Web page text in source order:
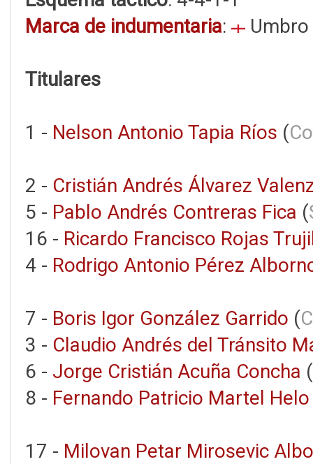
Marca de indumentaria: Umbro
Titulares
1 - Nelson Antonio Tapia Ríos (
2 - Cristián Andrés Álvarez
5 - Pablo Andrés Contreras Fica (
16 - Ricardo Francisco Rojas
4 - Rodrigo Antonio Pérez
7 - Boris Igor González Garrido (
3 - Claudio Andrés del Tránsito
6 - Jorge Cristián Acuña Concha (
8 - Fernando Patricio Martel Helo
17 - Milovan Petar Mirosevic